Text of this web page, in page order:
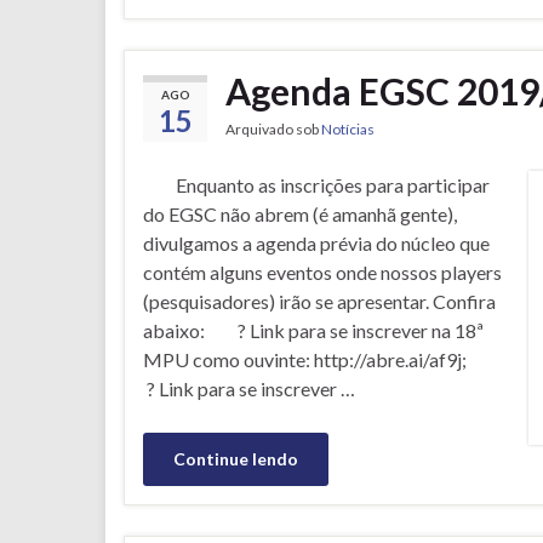
AGO
15
Agenda EGSC
Arquivado sobNotícias
Enquanto as inscrições para participar
do EGSC não abrem (é amanhã gente),
divulgamos a agenda prévia do núcleo que
contém alguns eventos onde nossos players
(pesquisadores) irão se apresentar. Confira
abaixo: ? Link para se inscrever na 18ª
MPU como ouvinte: http://abre.ai/af9j;
? Link para se inscrever …
Continue lendo